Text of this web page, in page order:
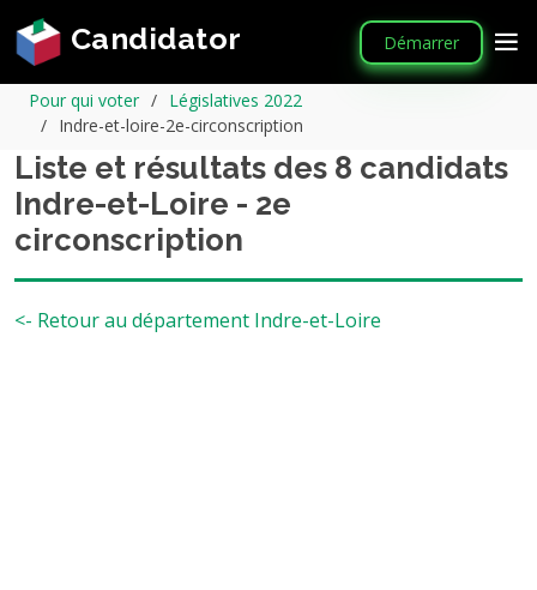
Candidator Démarrer
Pour qui voter
Législatives 2022
Indre-et-loire-2e-circonscription
Liste et résultats des 8 candidats
Indre-et-Loire - 2e
circonscription
<- Retour au département Indre-et-Loire